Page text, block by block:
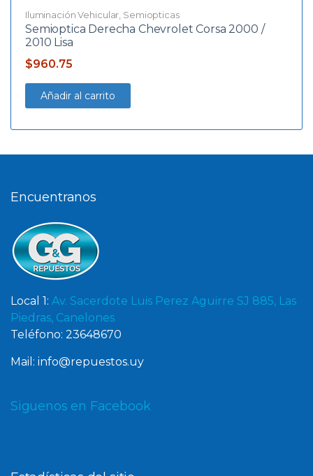
Iluminación Vehicular Semiopticas
Semioptica Derecha Chevrolet Corsa 2000 /
2010 Lisa
$960.75
Añadir al carrito
Encuentranos
Local 1: Av. Sacerdote Luis Perez Aguirre SJ 885, Las
Piedras, Canelones
Teléfono: 23648670
Mail: info@repuestos.uy
Siguenos en Facebook